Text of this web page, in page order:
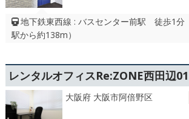
地下鉄東西線 : バスセンター前駅 徒歩1分
駅から約138m）
レンタルオフィスRe:ZONE西田辺01
大阪府 大阪市阿倍野区